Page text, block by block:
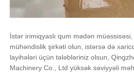
İstər irimiqyaslı qum mədən
mühəndislik şirkəti olun, istərsə də
layihələri üçün tələbləriniz olsun,
Machinery Co., Ltd yüksək səviyyəli